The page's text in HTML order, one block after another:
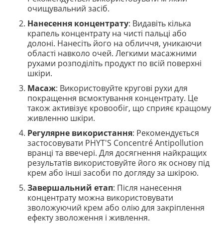
очищувальний засіб.
Нанесення концентрату: Видавіть кілька
крапель концентрату на чисті пальці або
долоні. Нанесіть його на обличчя, уникаючи
області навколо очей. Легкими масажними
рухами розподіліть продукт по всій поверхні
шкіри.
Масаж: Використовуйте кругові рухи для
покращення всмоктування концентрату. Це
також активізує кровообіг, що сприяє кращому
живленню шкіри.
Регулярне використання: Рекомендується
застосовувати PHYT'S Concentré Antipollution
вранці та ввечері. Для досягнення найкращих
результатів використовуйте його як основу під
крем або інші засоби по догляду за шкірою.
Завершальний етап: Після нанесення
концентрату можна використовувати
зволожуючий крем або олію для закріплення
ефекту зволоження і живлення.